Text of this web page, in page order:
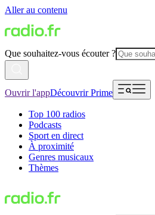
Aller au contenu
Que souhaitez-vous écouter ?
Ouvrir l'appDécouvrir Prime
Top 100 radios
Podcasts
Sport en direct
À proximité
Genres musicaux
Thèmes